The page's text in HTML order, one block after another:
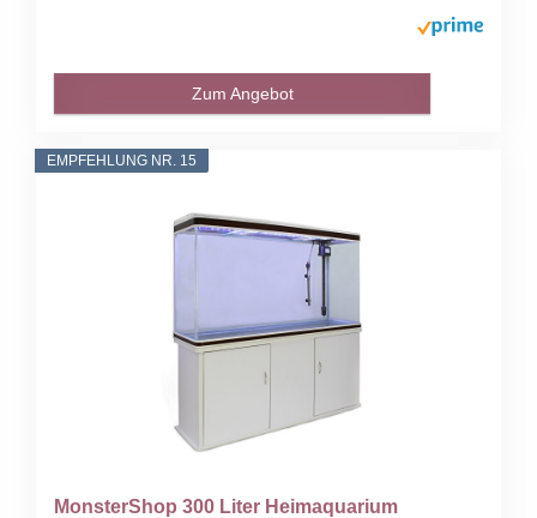
Zum Angebot
EMPFEHLUNG NR. 15
MonsterShop 300 Liter Heimaquarium